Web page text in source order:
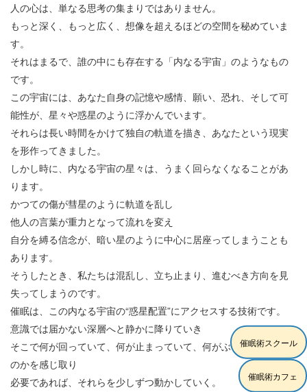
人の心は、単なる思考の集まりではありません。
もっと深く、もっと広く、想像を超えるほどの空間を秘めていま
す。
それはまるで、誰の中にも存在する「内なる宇宙」のようなもの
です。
この宇宙には、あなた自身の記憶や感情、願い、恐れ、そして可
能性が、星々や惑星のように浮かんでいます。
それらは長い時間をかけて独自の軌道を描き、あなたという現実
を形作ってきました。
しかし時に、内なる宇宙の星々は、うまく回らなくなることがあ
ります。
かつての傷が彗星のように軌道を乱し
他人の言葉が重力となって流れを変え
自分を縛る信念が、暗い星のように中心に居座ってしまうことも
あります。
そうしたとき、私たちは混乱し、立ち止まり、進むべき方向を見
失ってしまうのです。
催眠は、この内なる宇宙の“惑星配置”にアクセスする技術です。
意識では届かない深層へと静かに降りていき
そこで何が回っていて、何が止まっていて、何がぶつかっている
のかを感じ取り
必要であれば、それらを少しずつ動かしていく。
催眠術スクール
催眠術カフェ